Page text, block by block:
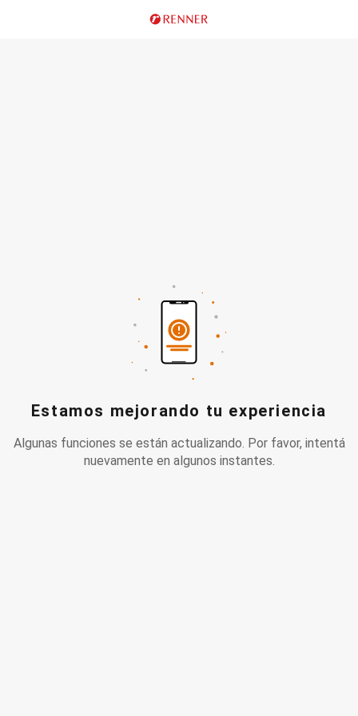
Estamos mejorando tu experiencia
Algunas funciones se están actualizando. Por favor, intentá
nuevamente en algunos instantes.